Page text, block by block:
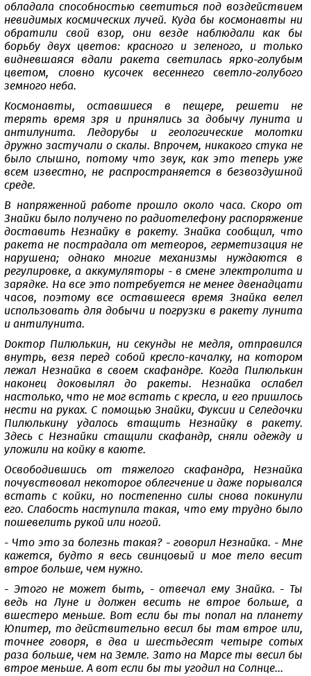
обладала способностью светиться под воздействием
невидимых космических лучей. Куда бы космонавты ни
обратили свой взор, они везде наблюдали как бы
борьбу двух цветов: красного и зеленого, и только
видневшаяся вдали ракета светилась ярко-голубым
цветом, словно кусочек весеннего светло-голубого
земного неба.
Космонавты, оставшиеся в пещере, решети не
терять время зря и принялись за добычу лунита и
антилунита. Ледорубы и геологические молотки
дружно застучали о скалы. Впрочем, никакого стука не
было слышно, потому что звук, как это теперь уже
всем известно, не распространяется в безвоздушной
среде.
В напряженной работе прошло около часа. Скоро от
Знайки было получено по радиотелефону распоряжение
доставить Незнайку в ракету. Знайка сообщил, что
ракета не пострадала от метеоров, герметизация не
нарушена; однако многие механизмы нуждаются в
регулировке, а аккумуляторы - в смене электролита и
зарядке. На все это потребуется не менее двенадцати
часов, поэтому все оставшееся время Знайка велел
использовать для добычи и погрузки в ракету лунита
и антилунита.
Доктор Пилюлькин, ни секунды не медля, отправился
внутрь, везя перед собой кресло-качалку, на котором
лежал Незнайка в своем скафандре. Когда Пилюлькин
наконец доковылял до ракеты. Незнайка ослабел
настолько, что не мог встать с кресла, и его пришлось
нести на руках. С помощью Знайки, Фуксии и Селедочки
Пилюлькину удалось втащить Незнайку в ракету.
Здесь с Незнайки стащили скафандр, сняли одежду и
уложили на койку в каюте.
Освободившись от тяжелого скафандра, Незнайка
почувствовал некоторое облегчение и даже порывался
встать с койки, но постепенно силы снова покинули
его. Слабость наступила такая, что ему трудно было
пошевелить рукой или ногой.
- Что это за болезнь такая? - говорил Незнайка. - Мне
кажется, будто я весь свинцовый и мое тело весит
втрое больше, чем нужно.
- Этого не может быть, - отвечал ему Знайка. - Ты
ведь на Луне и должен весить не втрое больше, а
вшестеро меньше. Вот если бы ты попал на планету
Юпитер, то действительно весил бы там втрое или,
точнее говоря, в два и шестьдесят четыре сотых
раза больше, чем на Земле. Зато на Марсе ты весил бы
втрое меньше. А вот если бы ты угодил на Солнце...